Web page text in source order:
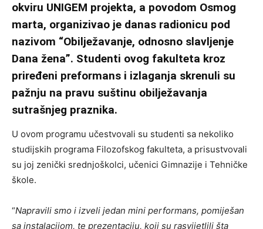
okviru UNIGEM projekta, a povodom Osmog
marta, organizivao je danas radionicu pod
nazivom “Obilježavanje, odnosno slavljenje
Dana žena”. Studenti ovog fakulteta kroz
priređeni preformans i izlaganja skrenuli su
pažnju na pravu suštinu obilježavanja
sutrašnjeg praznika.
U ovom programu učestvovali su studenti sa nekoliko
studijskih programa Filozofskog fakulteta, a prisustvovali
su joj zenički srednjoškolci, učenici Gimnazije i Tehničke
škole.
“Napravili smo i izveli jedan mini performans, pomiješan
sa instalacijom, te prezentaciju, koji su rasvijetlili šta